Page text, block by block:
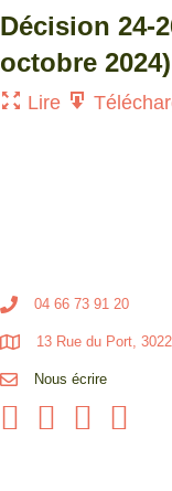
Décision 24-
octobre 2024)
Lire
04 66 73 91 20
13 Rue du Port,
Nous écrire